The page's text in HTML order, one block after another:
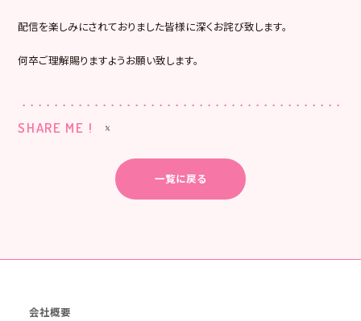
配信を楽しみにされておりました皆様に深くお詫び致します。
何卒ご理解賜りますようお願い致します。
SHARE ME !
一覧に戻る
会社概要